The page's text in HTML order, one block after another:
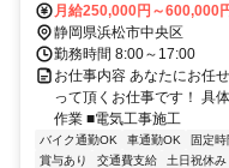
月給250,000円～600,000
静岡県浜松市中央区
勤務時間 8:00～17:00
お仕事内容 あなたにお任
って頂くお仕事です！ 具
作業 ■電気工事施工
バイク通勤OK 車通勤OK 固定時
賞与あり
交通費支給 土日祝休み